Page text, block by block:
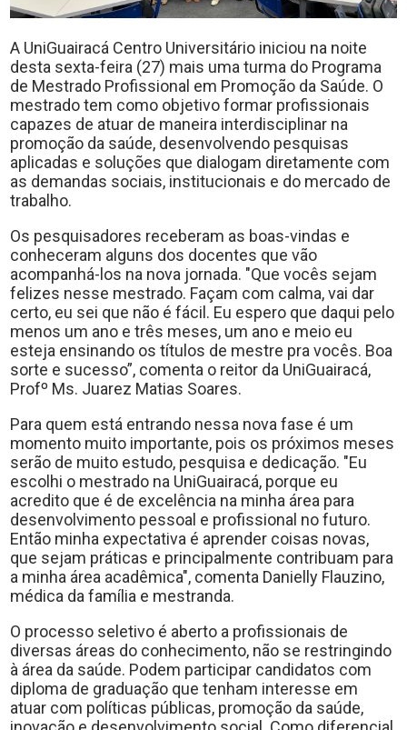
A UniGuairacá Centro Universitário iniciou na noite
desta sexta-feira (27) mais uma turma do Programa
de Mestrado Profissional em Promoção da Saúde. O
mestrado tem como objetivo formar profissionais
capazes de atuar de maneira interdisciplinar na
promoção da saúde, desenvolvendo pesquisas
aplicadas e soluções que dialogam diretamente com
as demandas sociais, institucionais e do mercado de
trabalho.
Os pesquisadores receberam as boas-vindas e
conheceram alguns dos docentes que vão
acompanhá-los na nova jornada. "Que vocês sejam
felizes nesse mestrado. Façam com calma, vai dar
certo, eu sei que não é fácil. Eu espero que daqui pelo
menos um ano e três meses, um ano e meio eu
esteja ensinando os títulos de mestre pra vocês. Boa
sorte e sucesso”, comenta o reitor da UniGuairacá,
Profº Ms. Juarez Matias Soares.
Para quem está entrando nessa nova fase é um
momento muito importante, pois os próximos meses
serão de muito estudo, pesquisa e dedicação. "Eu
escolhi o mestrado na UniGuairacá, porque eu
acredito que é de excelência na minha área para
desenvolvimento pessoal e profissional no futuro.
Então minha expectativa é aprender coisas novas,
que sejam práticas e principalmente contribuam para
a minha área acadêmica", comenta Danielly Flauzino,
médica da família e mestranda.
O processo seletivo é aberto a profissionais de
diversas áreas do conhecimento, não se restringindo
à área da saúde. Podem participar candidatos com
diploma de graduação que tenham interesse em
atuar com políticas públicas, promoção da saúde,